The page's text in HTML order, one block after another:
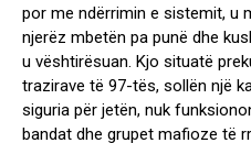
por me ndërrimin e sistemit, u
njerëz mbetën pa punë dhe
u vështirësuan. Kjo situatë
trazirave të 97-tës, sollën një
siguria për jetën, nuk
bandat dhe grupet mafioze të